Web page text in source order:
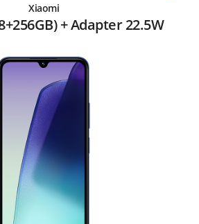
Xiaomi
+ Adapter 22.5W